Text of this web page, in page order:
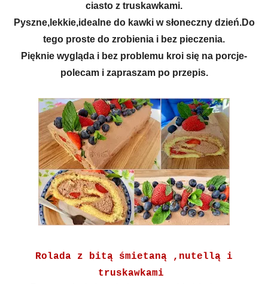
ciasto z truskawkami.
Pyszne,lekkie,idealne do kawki w słoneczny dzień.Do
tego proste do zrobienia i bez pieczenia.
Pięknie wygląda i bez problemu kroi się na porcje-
polecam i zapraszam po przepis.
Rolada z bitą śmietaną ,nutellą i
truskawkami